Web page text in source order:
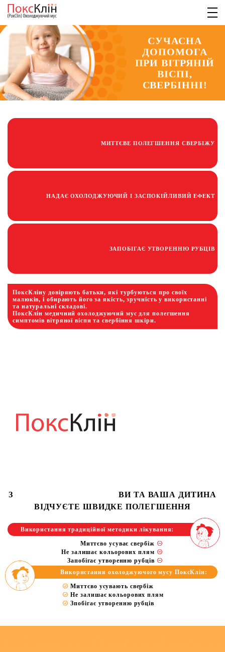
СУЧАСНА
ДОПОМОГА
ПРИ ВІТРЯНІЙ
ВІСПІ,
СВЕРБІННІ!
МИТТЄВЕ ПОЛЕГШЕННЯ СВЕРБІЖУ
НАДАЄ ОХОЛОДЖУЮЧИЙ І ЗАСПОКІЙЛИВИЙ ЕФЕКТ
ЗАПОБІГАЄ УТВОРЕННЮ РУБЦІВ
ПоксКліну довіряють батьки, які турбуються про своїх
малюків, і обирають його за якість, зручність у використанні
та натуральні складові.
ПоксКлін медичний охолоджуючий мус для полегшення
симптомів вітряної віспи та свербіння шкіри.
З
ВИ ТА ВАША ДИТИНА
ВІДЧУЄТЕ ШВИДКЕ ПОЛЕГШЕННЯ
Використання традиційної методики лікування:
Миттєво усуває свербіж
Не залишає кольорових плям
Запобігає утворенню рубців
Використання охолоджуючого мусу ПоксКлін:
Миттєво усувають свербіж
Не залишає кольорових плям
Зпобігає утворенню рубців